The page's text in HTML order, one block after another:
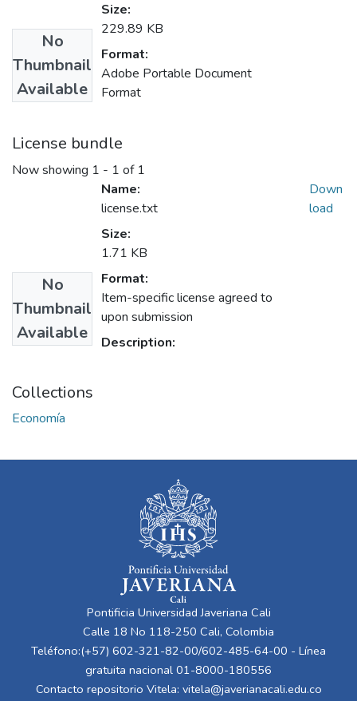
No
Thumbnail
Available
Size:
229.89 KB
Format:
Adobe Portable Document
Format
License bundle
Now showing 1 - 1 of 1
No
Thumbnail
Available
Name:
license.txt
Size:
1.71 KB
Format:
Item-specific license agreed to
upon submission
Description:
Down
load
Collections
Economía
Pontificia Universidad Javeriana Cali
Calle 18 No 118-250 Cali, Colombia
Teléfono:(+57) 602-321-82-00/602-485-64-00 - Línea
gratuita nacional 01-8000-180556
Contacto repositorio Vitela: vitela@javerianacali.edu.co